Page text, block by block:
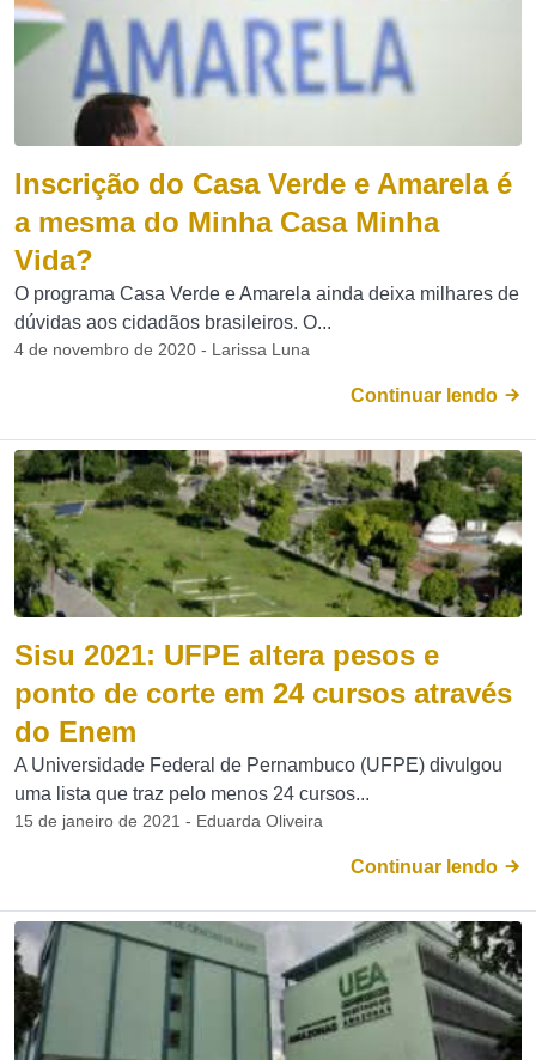
Inscrição do Casa Verde e Amarela é
a mesma do Minha Casa Minha
Vida?
O programa Casa Verde e Amarela ainda deixa milhares de
dúvidas aos cidadãos brasileiros. O...
4 de novembro de 2020 - Larissa Luna
Continuar lendo
Sisu 2021: UFPE altera pesos e
ponto de corte em 24 cursos através
do Enem
A Universidade Federal de Pernambuco (UFPE) divulgou
uma lista que traz pelo menos 24 cursos...
15 de janeiro de 2021 - Eduarda Oliveira
Continuar lendo